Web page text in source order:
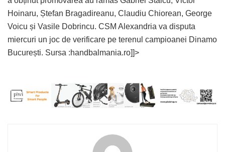
Hoinaru, Ștefan Bragadireanu, Claudiu Chiorean, George
Voicu și Vasile Dobrincu. CSM Alexandria va disputa
miercuri un joc de verificare pe terenul campioanei Dinamo
București. Sursa :handbalmania.ro]]>